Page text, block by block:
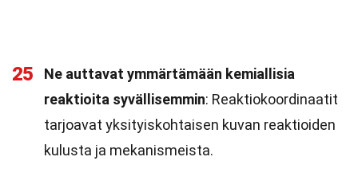
25
Ne auttavat ymmärtämään kemiallisia
reaktioita syvällisemmin: Reaktiokoordinaatit
tarjoavat yksityiskohtaisen kuvan reaktioiden
kulusta ja mekanismeista.